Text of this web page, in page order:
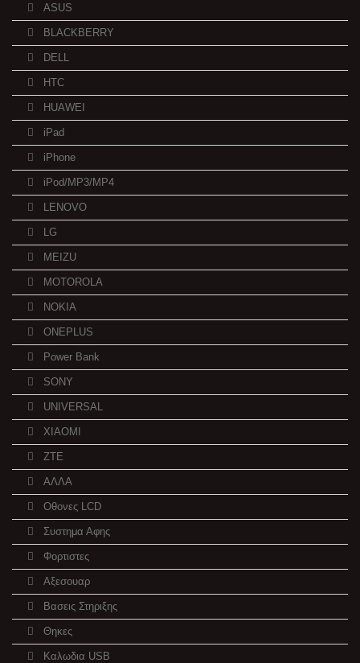
ASUS
BLACKBERRY
DELL
HTC
HUAWEI
iPad
iPhone
iPod/MP3/MP4
LENOVO
LG
MEIZU
MOTOROLA
NOKIA
ONEPLUS
Power Bank
SONY
UNIVERSAL
XIAOMI
ZTE
ΑΛΛΑ
Οθονες LCD
Συστημα Αφης
Φορτιστες
Αξεσουαρ
Βασεις Στηριξης
Θηκες
Καλωδια USB